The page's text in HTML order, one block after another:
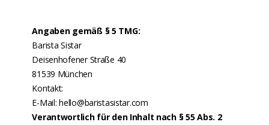
Angaben gemäß § 5 TMG:
Barista Sistar
Deisenhofener Straße 40
81539 München
Kontakt:
E-Mail: hello@baristasistar.com
Verantwortlich für den Inhalt nach § 55 Abs. 2